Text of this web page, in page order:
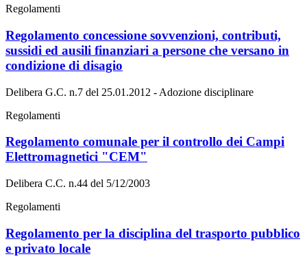
Regolamenti
Regolamento concessione sovvenzioni, contributi,
sussidi ed ausili finanziari a persone che versano in
condizione di disagio
Delibera G.C. n.7 del 25.01.2012 - Adozione disciplinare
Regolamenti
Regolamento comunale per il controllo dei Campi
Elettromagnetici "CEM"
Delibera C.C. n.44 del 5/12/2003
Regolamenti
Regolamento per la disciplina del trasporto pubblico
e privato locale